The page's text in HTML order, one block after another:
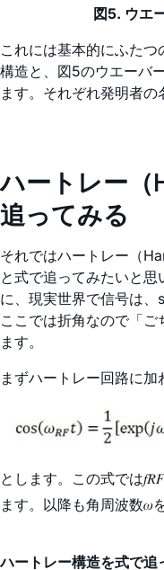
図5. ウエ
これには基本的にふたつ
構造と、図5のウエーバ
ます。それぞれ発明者の
ハートレー（
追ってみる
それではハートレー（
と式で追ってみたいと思
に、現実世界で信号は、
ここでは折角なので「
ます。
まずハートレー回路に
とします。この式では
ます。以降も角周波数𝜔
ハートレー構造を式で追